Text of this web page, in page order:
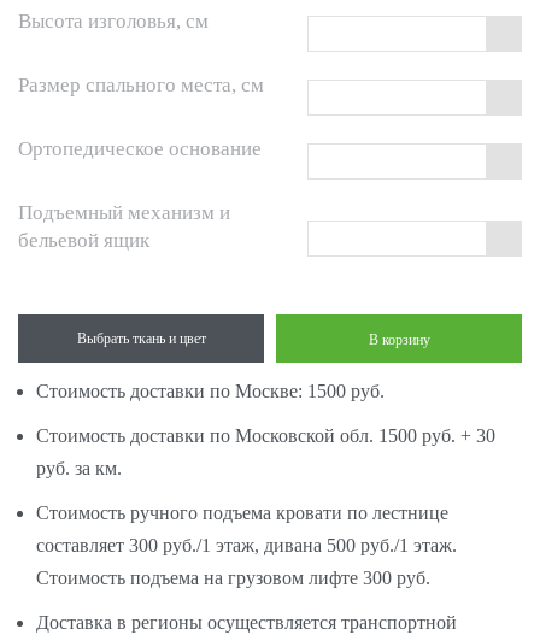
Высота изголовья, см
Размер спального места, см
Ортопедическое основание
Подъемный механизм и
бельевой ящик
Выбрать ткань и цвет В корзину
Стоимость доставки по Москве: 1500 руб.
Стоимость доставки по Московской обл. 1500 руб. + 30
руб. за км.
Стоимость ручного подъема кровати по лестнице
составляет 300 руб./1 этаж, дивана 500 руб./1 этаж.
Стоимость подъема на грузовом лифте 300 руб.
Доставка в регионы осуществляется транспортной